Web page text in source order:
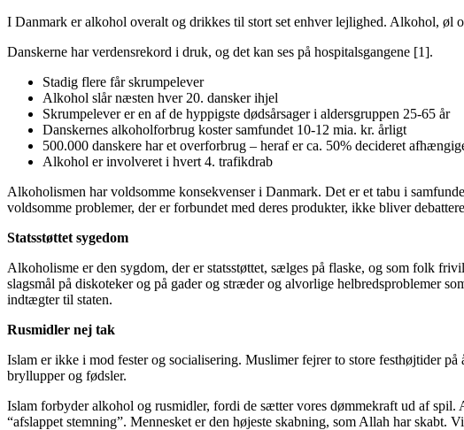
I Danmark er alkohol overalt og drikkes til stort set enhver lejlighed. Alkohol, øl
Danskerne har verdensrekord i druk, og det kan ses på hospitals­gangene [1].
Stadig flere får skrumpelever
Alkohol slår næsten hver 20. dansker ihjel
Skrumpelever er en af de hyppigste dødsårsager i aldersgruppen 25-65 år
Danskernes alkohol­forbrug koster samfundet 10-12 mia. kr. årligt
500.000 danskere har et overforbrug – heraf er ca. 50% decideret
Alkohol er involveret i hvert 4. trafik­drab
Alkoholismen har voldsomme konsekvenser i Danmark. Det er et tabu i
voldsomme problemer, der er forbundet med deres produkter, ikke bliver
Statsstøttet sygedom
Alkoholisme er den sygdom, der er statsstøttet, sælges på flaske, og som folk
slagsmål på diskoteker og på gader og stræder og alvorlige helbredsproblemer
indtægter til staten.
Rusmidler nej tak
Islam er ikke i mod fester og socialisering. Muslimer fejrer to store festhøjtider
bryllupper og fødsler.
Islam forbyder alkohol og rusmidler, fordi de sætter vores dømmekraft ud af
“afslappet stemning”. Mennesket er den højeste skabning, som Allah har